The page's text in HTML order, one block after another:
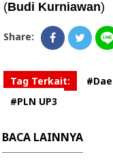
(Budi Kurniawan)
Share:
Tag Terkait:
#PLN UP3
BACA LAINNYA